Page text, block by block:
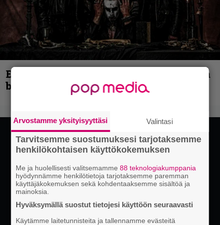
Espoon syyskuu käynnistyy kotimaisen
black metalin merkeissä
Arvostamme yksityisyyttäsi Valintasi
Tarvitsemme suostumuksesi tarjotaksemme
henkilökohtaisen käyttökokemuksen
Me ja huolellisesti valitsemamme88 teknologiakumppania
hyödynnämme henkilötietoja tarjotaksemme paremman
käyttäjäkokemuksen sekä kohdentaaksemme sisältöä ja
mainoksia.
Hyväksymällä suostut tietojesi käyttöön seuraavasti
Käytämme laitetunnisteita ja tallennamme evästeitä